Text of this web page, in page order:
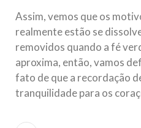
Assim, vemos que os
realmente estão se
removidos quando a fé
aproxima, então, vamos
fato de que a recordação
tranquilidade para os